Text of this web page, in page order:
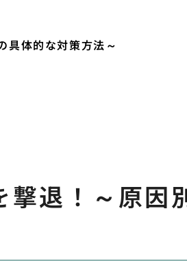
具体的な対策方法～
撃退！～原因